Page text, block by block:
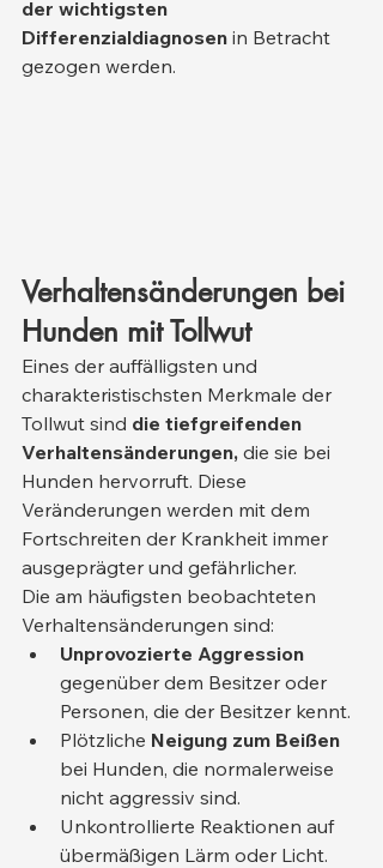
der wichtigsten
Differenzialdiagnosen in Betracht
gezogen werden.
Verhaltensänderungen bei
Hunden mit Tollwut
Eines der auffälligsten und
charakteristischsten Merkmale der
Tollwut sind die tiefgreifenden
Verhaltensänderungen, die sie bei
Hunden hervorruft. Diese
Veränderungen werden mit dem
Fortschreiten der Krankheit immer
ausgeprägter und gefährlicher.
Die am häufigsten beobachteten
Verhaltensänderungen sind:
Unprovozierte Aggression
gegenüber dem Besitzer oder
Personen, die der Besitzer kennt.
Plötzliche Neigung zum Beißen
bei Hunden, die normalerweise
nicht aggressiv sind.
Unkontrollierte Reaktionen auf
übermäßigen Lärm oder Licht.